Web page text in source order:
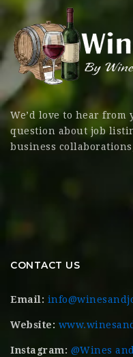
We’d love to hear from
question about job
business
CONTACT US
Email:
Website:
Instagram: @Wines